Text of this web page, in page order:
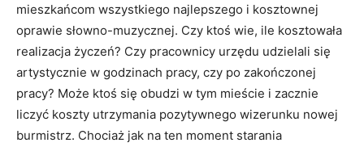
mieszkańcom wszystkiego najlepszego i kosztownej
oprawie słowno-muzycznej. Czy ktoś wie, ile kosztowała
realizacja życzeń? Czy pracownicy urzędu udzielali się
artystycznie w godzinach pracy, czy po zakończonej
pracy? Może ktoś się obudzi w tym mieście i zacznie
liczyć koszty utrzymania pozytywnego wizerunku nowej
burmistrz. Chociaż jak na ten moment starania